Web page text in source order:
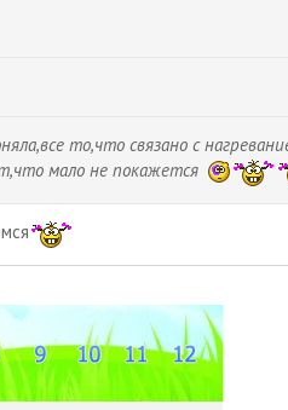
то,что связано с
мало не покажется